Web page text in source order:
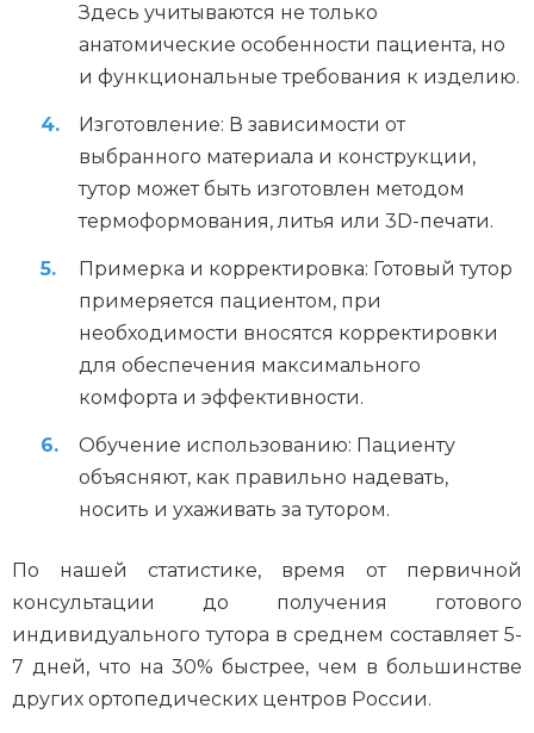
Здесь учитываются не только
анатомические особенности пациента, но
и функциональные требования к изделию.
Изготовление: В зависимости от
выбранного материала и конструкции,
тутор может быть изготовлен методом
термоформования, литья или 3D-печати.
Примерка и корректировка: Готовый тутор
примеряется пациентом, при
необходимости вносятся корректировки
для обеспечения максимального
комфорта и эффективности.
Обучение использованию: Пациенту
объясняют, как правильно надевать,
носить и ухаживать за тутором.
По нашей статистике, время от первичной
консультации до получения готового
индивидуального тутора в среднем составляет 5-
7 дней, что на 30% быстрее, чем в большинстве
других ортопедических центров России.